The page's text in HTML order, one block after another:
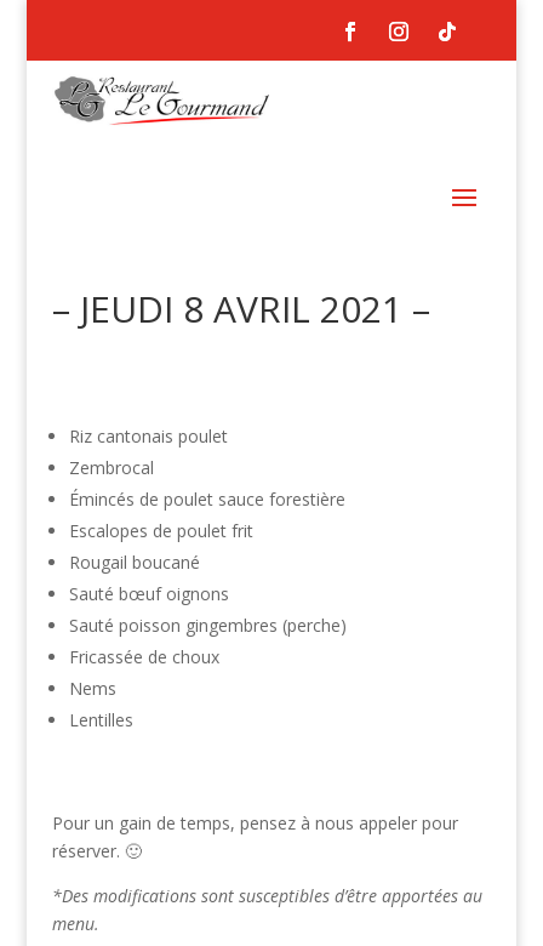
– JEUDI 8 AVRIL 2021 –
Riz cantonais poulet
Zembrocal
Émincés de poulet sauce forestière
Escalopes de poulet frit
Rougail boucané
Sauté bœuf oignons
Sauté poisson gingembres (perche)
Fricassée de choux
Nems
Lentilles
Pour un gain de temps, pensez à nous appeler pour
réserver. 🙂
*Des modifications sont susceptibles d’être apportées au
menu.